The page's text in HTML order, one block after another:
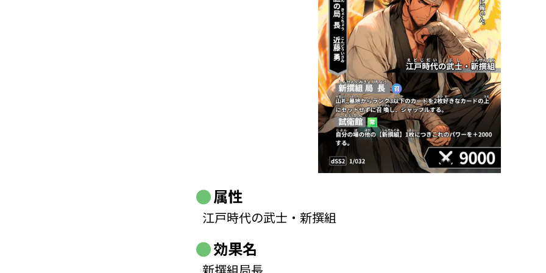
属性
江戸時代の武士・新撰組
効果名